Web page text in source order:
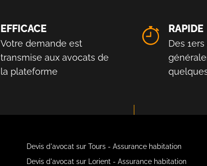
EFFICACE
Votre demande est
transmise aux avocats de
la plateforme
RAPIDE
Des
Devis d'avocat sur Tours - Assurance habitation
Devis d'avocat sur Lorient - Assurance habitation